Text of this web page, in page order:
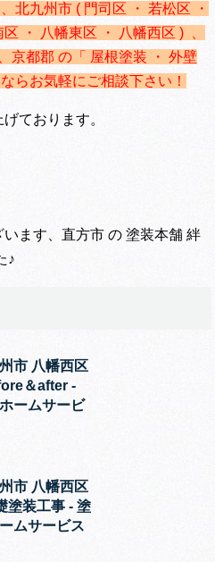
北九州市 ( 門司区 ・ 若松区 ・
・ 八幡東区 ・ 八幡西区 ) 、
京都郡 の「 屋根塗装 ・ 外壁
らお気軽にご相談下さい！
ております。
ます、直方市 の 塗装本舗 絆
♪
市 八幡西区
＆after ‐
ームサービ
市 八幡西区
塗装工事 ‐ 塗
ムサービス